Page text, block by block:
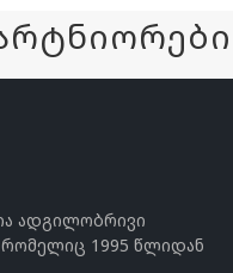
ადგილობრივი
რომელიც 1995 წლიდან